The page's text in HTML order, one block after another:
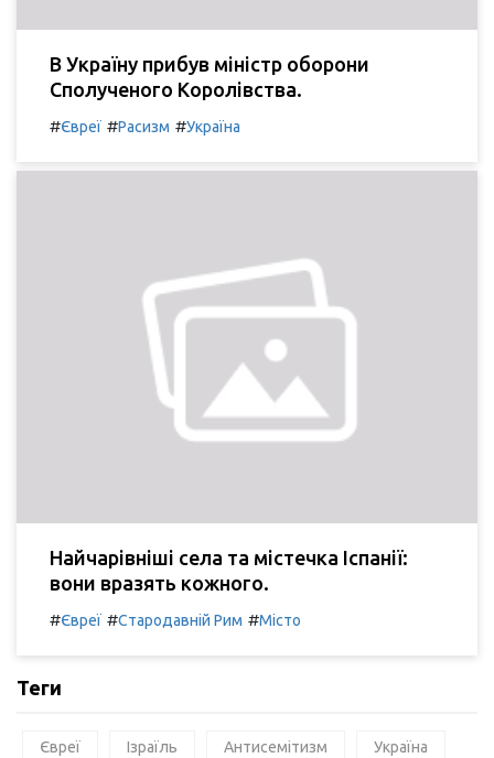
В Україну прибув міністр оборони
Сполученого Королівства.
#Євреї #Расизм #Україна
Найчарівніші села та містечка Іспанії:
вони вразять кожного.
#Євреї #Стародавній Рим #Місто
Теги
Євреї Ізраїль Антисемітизм Україна